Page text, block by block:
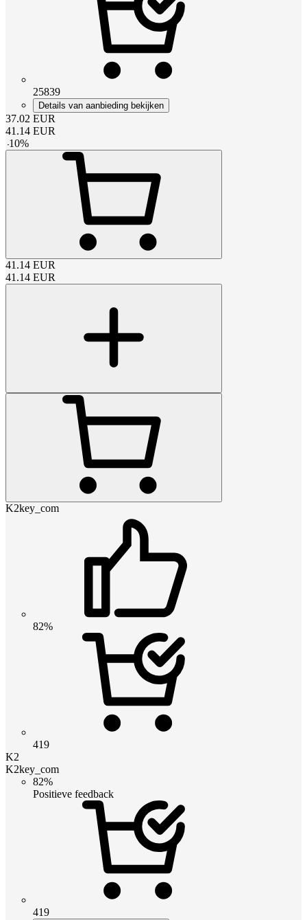
25839
Details van aanbieding bekijken
37.02 EUR
41.14 EUR
-10%
41.14 EUR
41.14 EUR
K2key_com
82%
419
K2
K2key_com
82%
Positieve feedback
419